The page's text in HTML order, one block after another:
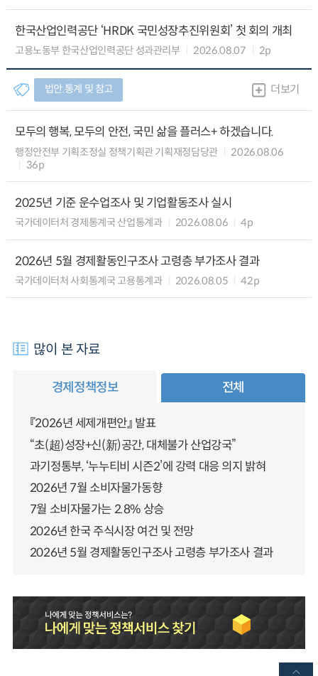
한국산업인력공단 ‘HRDK 국민성장추진위원회’ 첫 회의 개최
고용노동부 한국산업인력공단 성과관리부 2026.08.07 2p
법안.통계 및 참고 더보기
모두의 행복, 모두의 안전, 국민 삶을 플러스+ 하겠습니다.
행정안전부 기획조정실 정책기획관 기획재정담당관
2026.08.06
36p
2025년 기준 운수업조사 및 기업활동조사 실시
국가데이터처 경제통계국 산업통계과 2026.08.06 4p
2026년 5월 경제활동인구조사 고령층 부가조사 결과
국가데이터처 사회통계국 고용통계과 2026.08.05 42p
많이 본 자료
경제정책정보 전체
『2026년 세제개편안』 발표
“초(超)성장+신(新)공간, 대체불가 산업강국”
과기정통부, ‘누누티비 시즌2’에 강력 대응 의지 밝혀
2026년 7월 소비자물가동향
7월 소비자물가는 2.8% 상승
2026년 한국 주식시장 여건 및 전망
2026년 5월 경제활동인구조사 고령층 부가조사 결과